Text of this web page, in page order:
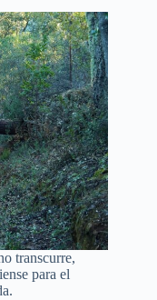
transcurre,
para el